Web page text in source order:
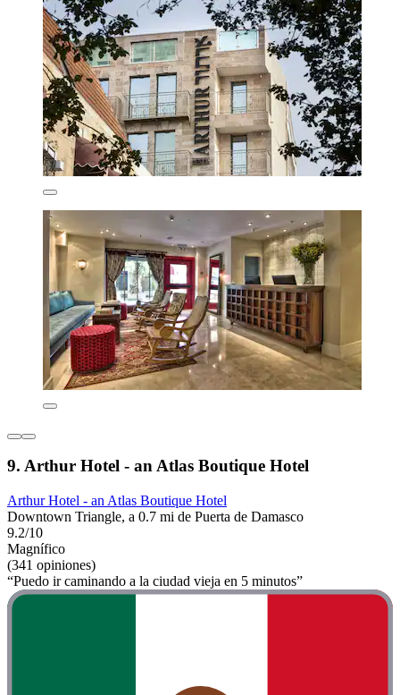
9. Arthur Hotel - an Atlas Boutique Hotel
Arthur Hotel - an Atlas Boutique Hotel
Downtown Triangle, a 0.7 mi de Puerta de Damasco
9.2/10
Magnífico
(341 opiniones)
“Puedo ir caminando a la ciudad vieja en 5 minutos”